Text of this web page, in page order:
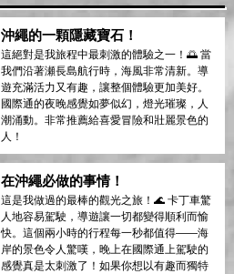
沖繩的一顆隱藏寶石！
這絕對是我旅程中最刺激的體驗之一！🌅 當
我們沿著瀬長島航行時，海風非常清新。導
遊充滿活力又有趣，讓整個體驗更加美好。
國際通的夜晚感覺如夢似幻，燈光璀璨，人
潮涌動。非常推薦給喜愛冒險和壯麗景色的
人！
在沖繩必做的事情！
這是我做過的最棒的觀光之旅！🌊 卡丁車驚
人地容易駕駛，導遊讓一切都變得順利而愉
快。這個兩小時的行程每一秒都值得——海
岸的景色令人驚嘆，晚上在國際通上駕駛的
感覺真是太刺激了！如果你想以有趣而獨特